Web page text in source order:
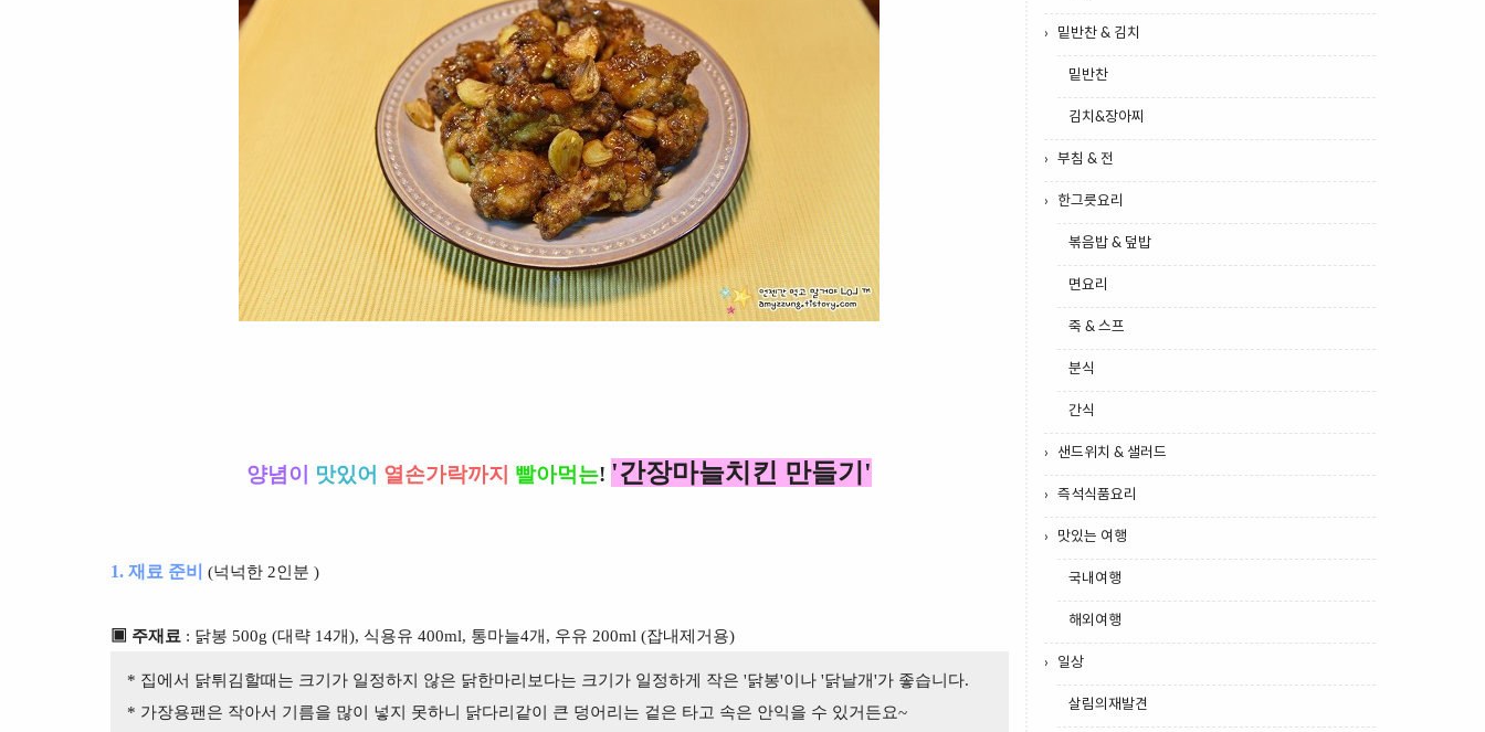
양념이 맛있어 열손가락까지 빨아먹는! '간장마늘치킨 만들기'
1. 재료 준비 (넉넉한 2인분 )
▣ 주재료 : 닭봉 500g (대략 14개), 식용유 400ml, 통마늘4개, 우유 200ml (잡내제거용)
* 집에서 닭튀김할때는 크기가 일정하지 않은 닭한마리보다는 크기가 일정하게 작은 '닭봉'이나 '닭날개'가 좋습니다.
* 가장용팬은 작아서 기름을 많이 넣지 못하니 닭다리같이 큰 덩어리는 겉은 타고 속은 안익을 수 있거든요~
밑반찬 & 김치
밑반찬
김치&장아찌
부침 & 전
한그릇요리
볶음밥 & 덮밥
면요리
죽 & 스프
분식
간식
샌드위치 & 샐러드
즉석식품요리
맛있는 여행
국내여행
해외여행
일상
살림의재발견